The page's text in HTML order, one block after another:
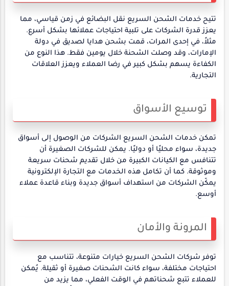
تتيح خدمات الشحن السريع نقل البضائع في زمن قياسي، مما
يعزز قدرة الشركات على تلبية احتياجات عملائها بشكل أسرع.
مثلاً، في إحدى المرات، قمت بشحن هدايا لصديق في دولة
الإمارات، وقد وصلت الشحنة خلال يومين فقط. هذا النوع من
الكفاءة يسهم بشكل كبير في رضا العملاء ويعزز العلاقات
التجارية.
توسيع الأسواق
تمكن خدمات الشحن السريع الشركات من الوصول إلى أسواق
جديدة، سواء محليًا أو دوليًا. يمكن للشركات الصغيرة أن
تتنافس مع الكيانات الكبيرة من خلال تقديم شحنات سريعة
وموثوقة. كما أن تكامل هذه الخدمات مع التجارة الإلكترونية
يمكّن الشركات من استهداف أسواق جديدة وبناء قاعدة عملاء
أوسع.
المرونة والأمان
توفر شركات الشحن السريع خيارات متنوعة، تتناسب مع
احتياجات مختلفة، سواء كانت الشحنات صغيرة أو ثقيلة. يُمكن
للعملاء تتبع شحناتهم في الوقت الفعلي، مما يزيد من